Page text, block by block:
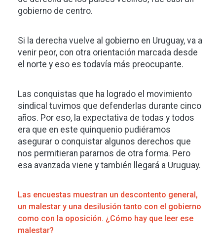
gobierno de centro.
Si la derecha vuelve al gobierno en Uruguay, va a
venir peor, con otra orientación marcada desde
el norte y eso es todavía más preocupante.
Las conquistas que ha logrado el movimiento
sindical tuvimos que defenderlas durante cinco
años. Por eso, la expectativa de todas y todos
era que en este quinquenio pudiéramos
asegurar o conquistar algunos derechos que
nos permitieran pararnos de otra forma. Pero
esa avanzada viene y también llegará a Uruguay.
Las encuestas muestran un descontento general,
un malestar y una desilusión tanto con el gobierno
como con la oposición. ¿Cómo hay que leer ese
malestar?